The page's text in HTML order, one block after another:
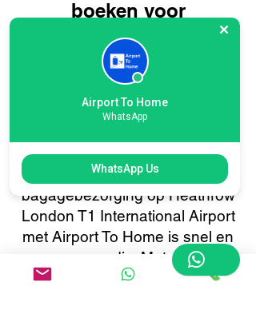
boeken voor
bagagebezorging op
Heathrow London T1
International Airport:
reis slimmer, niet
moeilijker
Het boeken van uw
bagagebezorging op Heathrow
London T1 International Airport
met Airport To Home is snel en
eenvoudig. Met ons
gebruiksvriendelijke online
Airport To Home
WhatsApp
WhatsApp Us